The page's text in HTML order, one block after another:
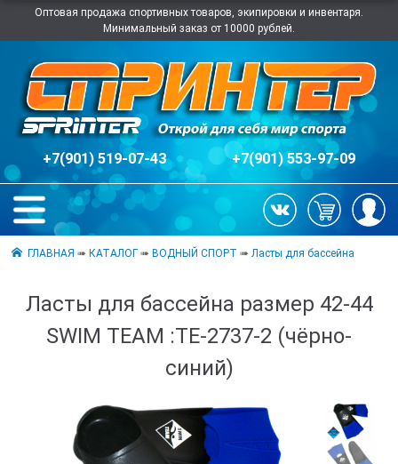
Оптовая продажа спортивных товаров, экипировки и инвентаря.
Минимальный заказ от 10000 рублей.
+7(901) 519-07-43 +7(901) 553-97-09
ГЛАВНАЯ ➠КАТАЛОГ ➠ВОДНЫЙ СПОРТ ➠ Ласты для бассейна
Ласты для бассейна размер 42-44
SWIM TEAM :TE-2737-2 (чёрно-
синий)